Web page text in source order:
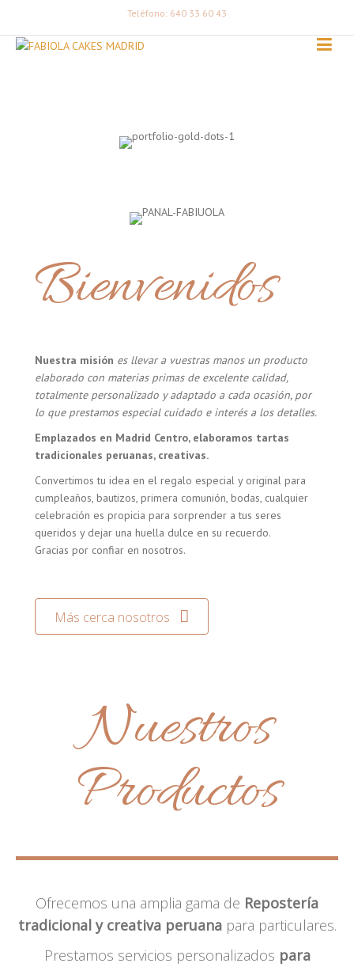
Teléfono: 640 33 60 43
Bienvenidos
Nuestra misión es llevar a vuestras manos un producto
elaborado con materias primas de excelente calidad,
totalmente personalizado y adaptado a cada ocasión, por
lo que prestamos especial cuidado e interés a los detalles.
Emplazados en Madrid Centro, elaboramos tartas
tradicionales peruanas, creativas.
Convertimos tu idea en el regalo especial y original para
cumpleaños, bautizos, primera comunión, bodas, cualquier
celebración es propicia para sorprender a tus seres
queridos y dejar una huella dulce en su recuerdo.
Gracias por confiar en nosotros.
Más cerca nosotros
Nuestros
Productos
Ofrecemos una amplia gama de Repostería
tradicional y creativa peruanapara particulares.
Prestamos servicios personalizados para